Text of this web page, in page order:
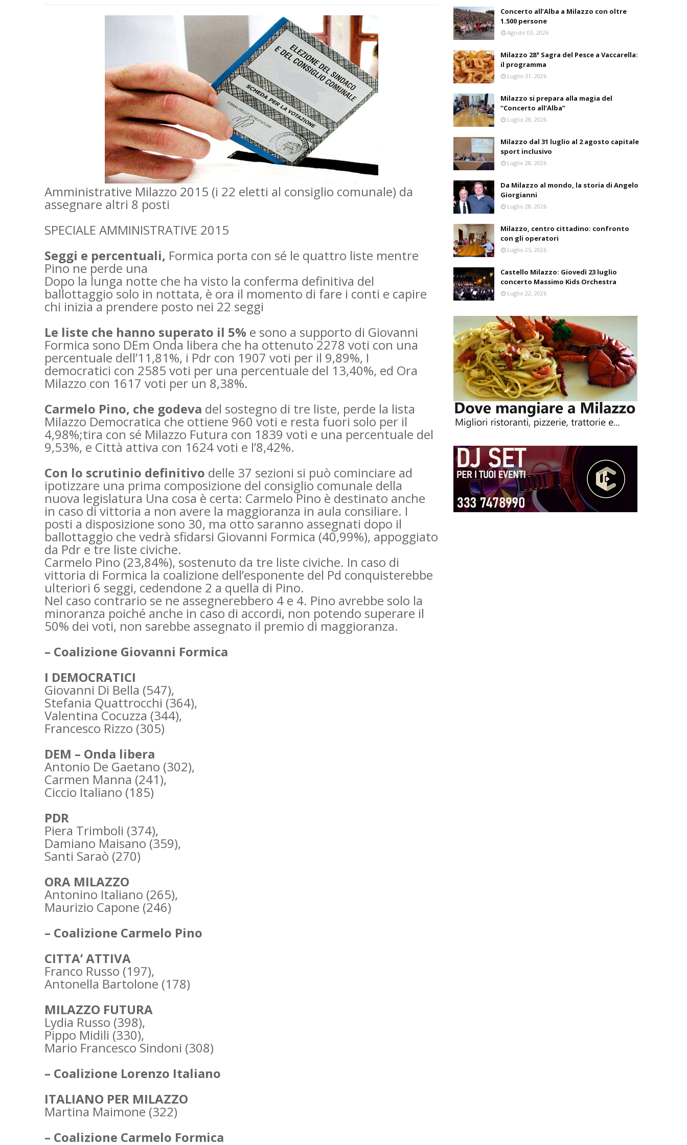
Amministrative Milazzo 2015 (i 22 eletti al consiglio comunale) da
assegnare altri 8 posti
SPECIALE AMMINISTRATIVE 2015
Seggi e percentuali, Formica porta con sé le quattro liste mentre
Pino ne perde una
Dopo la lunga notte che ha visto la conferma definitiva del
ballottaggio solo in nottata, è ora il momento di fare i conti e capire
chi inizia a prendere posto nei 22 seggi
Le liste che hanno superato il 5% e sono a supporto di Giovanni
Formica sono DEm Onda libera che ha ottenuto 2278 voti con una
percentuale dell’11,81%, i Pdr con 1907 voti per il 9,89%, I
democratici con 2585 voti per una percentuale del 13,40%, ed Ora
Milazzo con 1617 voti per un 8,38%.
Carmelo Pino, che godeva del sostegno di tre liste, perde la lista
Milazzo Democratica che ottiene 960 voti e resta fuori solo per il
4,98%;tira con sé Milazzo Futura con 1839 voti e una percentuale del
9,53%, e Città attiva con 1624 voti e l’8,42%.
Con lo scrutinio definitivo delle 37 sezioni si può cominciare ad
ipotizzare una prima composizione del consiglio comunale della
nuova legislatura Una cosa è certa: Carmelo Pino è destinato anche
in caso di vittoria a non avere la maggioranza in aula consiliare. I
posti a disposizione sono 30, ma otto saranno assegnati dopo il
ballottaggio che vedrà sfidarsi Giovanni Formica (40,99%), appoggiato
da Pdr e tre liste civiche.
Carmelo Pino (23,84%), sostenuto da tre liste civiche. In caso di
vittoria di Formica la coalizione dell’esponente del Pd conquisterebbe
ulteriori 6 seggi, cedendone 2 a quella di Pino.
Nel caso contrario se ne assegnerebbero 4 e 4. Pino avrebbe solo la
minoranza poiché anche in caso di accordi, non potendo superare il
50% dei voti, non sarebbe assegnato il premio di maggioranza.
– Coalizione Giovanni Formica
I DEMOCRATICI
Giovanni Di Bella (547),
Stefania Quattrocchi (364),
Valentina Cocuzza (344),
Francesco Rizzo (305)
DEM – Onda libera
Antonio De Gaetano (302),
Carmen Manna (241),
Ciccio Italiano (185)
PDR
Piera Trimboli (374),
Damiano Maisano (359),
Santi Saraò (270)
ORA MILAZZO
Antonino Italiano (265),
Maurizio Capone (246)
– Coalizione Carmelo Pino
CITTA’ ATTIVA
Franco Russo (197),
Antonella Bartolone (178)
MILAZZO FUTURA
Lydia Russo (398),
Pippo Midili (330),
Mario Francesco Sindoni (308)
– Coalizione Lorenzo Italiano
ITALIANO PER MILAZZO
Martina Maimone (322)
– Coalizione Carmelo Formica
Concerto all’Alba a Milazzo con oltre
1.500 persone
Agosto 03, 2026
Milazzo 28ª Sagra del Pesce a Vaccarella:
il programma
Luglio 31, 2026
Milazzo si prepara alla magia del
“Concerto all’Alba”
Luglio 28, 2026
Milazzo dal 31 luglio al 2 agosto capitale
sport inclusivo
Luglio 28, 2026
Da Milazzo al mondo, la storia di Angelo
Giorgianni
Luglio 28, 2026
Milazzo, centro cittadino: confronto
con gli operatori
Luglio 25, 2026
Castello Milazzo: Giovedì 23 luglio
concerto Massimo Kids Orchestra
Luglio 22, 2026